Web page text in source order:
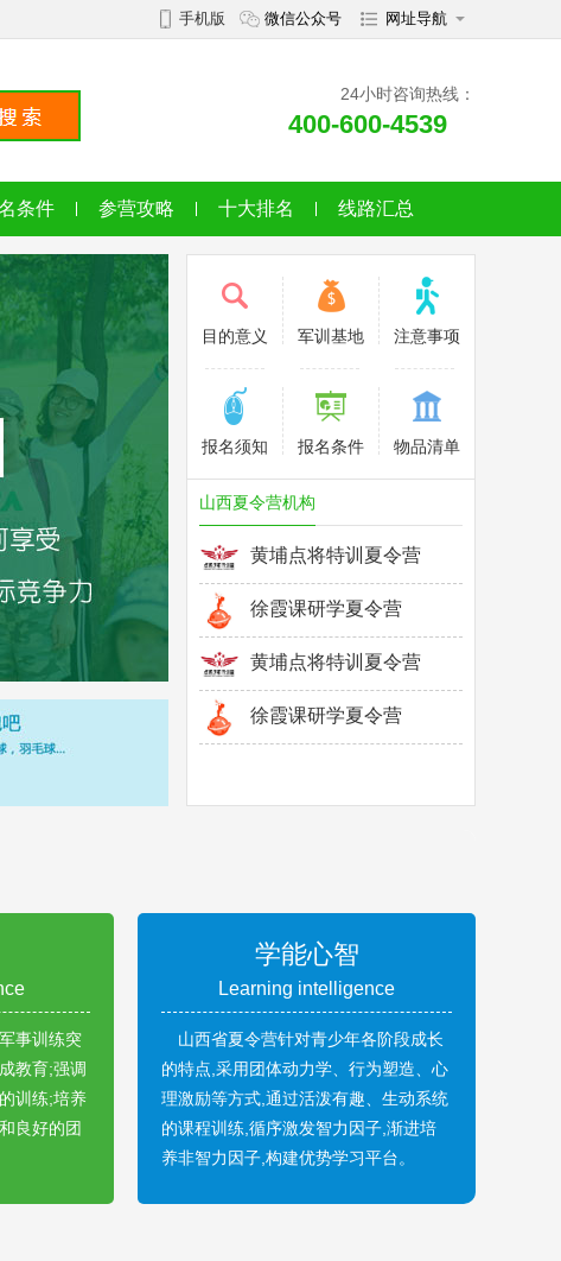
网址导航
微信公众号
手机版
24小时咨询热线：
400-600-4539
条件 参营攻略 十大排名 线路汇总
目的意义 军训基地 注意事项
报名须知 报名条件 物品清单
山西夏令营机构
黄埔点将特训夏令营
徐霞课研学夏令营
黄埔点将特训夏令营
徐霞课研学夏令营
事训练突
教育;强调
训练;培养
良好的团
学能心智
Learning intelligence
山西省夏令营针对青少年各阶段成长
的特点,采用团体动力学、行为塑造、心
理激励等方式,通过活泼有趣、生动系统
的课程训练,循序激发智力因子,渐进培
养非智力因子,构建优势学习平台。